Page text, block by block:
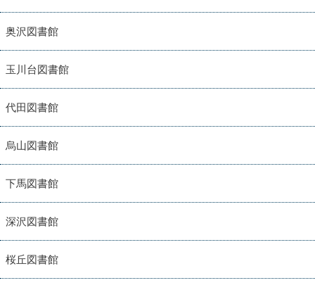
奥沢図書館
玉川台図書館
代田図書館
烏山図書館
下馬図書館
深沢図書館
桜丘図書館